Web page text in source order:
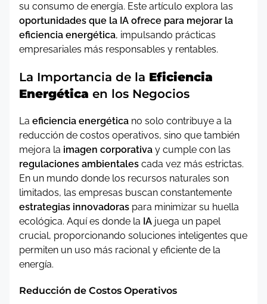
su consumo de energía. Este artículo explora las
oportunidades que la IA ofrece para mejorar la
eficiencia energética, impulsando prácticas
empresariales más responsables y rentables.
La Importancia de la Eficiencia
Energética en los Negocios
La eficiencia energética no solo contribuye a la
reducción de costos operativos, sino que también
mejora la imagen corporativa y cumple con las
regulaciones ambientales cada vez más estrictas.
En un mundo donde los recursos naturales son
limitados, las empresas buscan constantemente
estrategias innovadoras para minimizar su huella
ecológica. Aquí es donde la IA juega un papel
crucial, proporcionando soluciones inteligentes que
permiten un uso más racional y eficiente de la
energía.
Reducción de Costos Operativos